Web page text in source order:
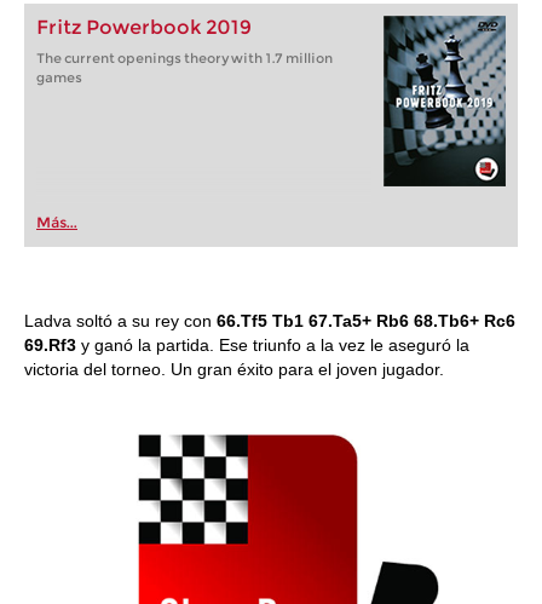
Fritz Powerbook 2019
The current openings theory with 1.7 million
games
Más...
Ladva soltó a su rey con 66.Tf5 Tb1 67.Ta5+ Rb6 68.Tb6+ Rc6
69.Rf3 y ganó la partida. Ese triunfo a la vez le aseguró la
victoria del torneo. Un gran éxito para el joven jugador.